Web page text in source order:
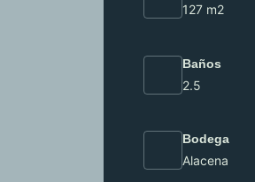
127 m2
Baños
2.5
Bodega
Alacena